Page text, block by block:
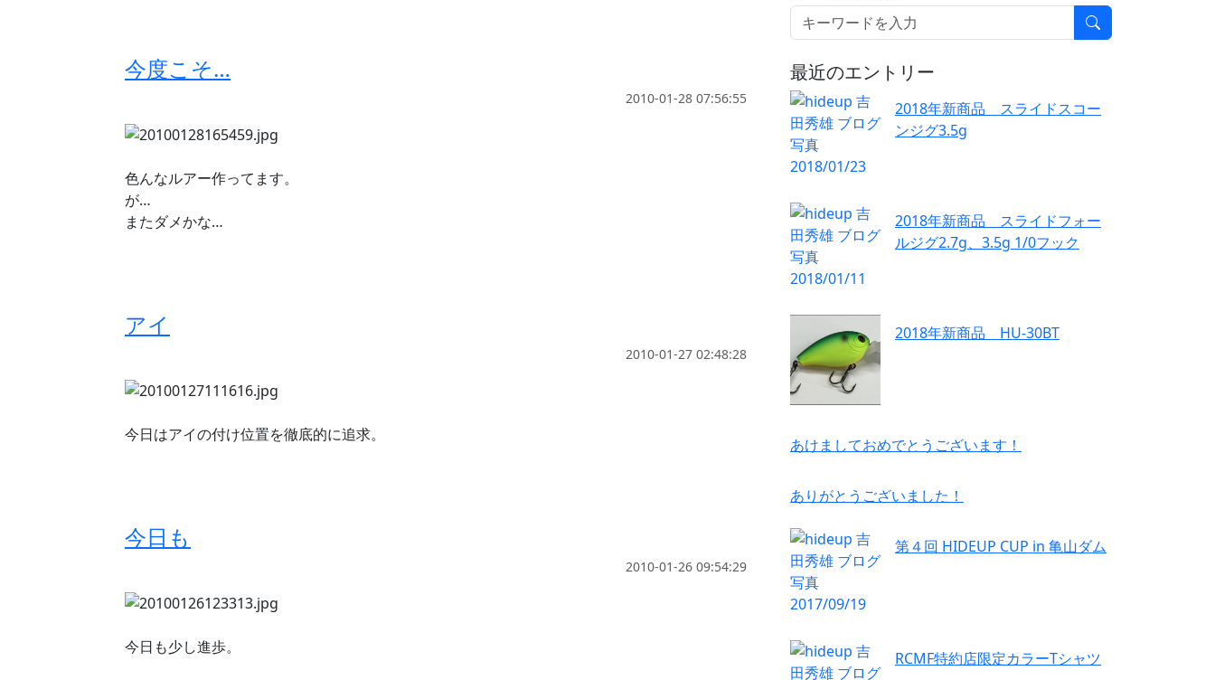
今度こそ…
2010-01-28 07:56:55
色んなルアー作ってます。
が…
またダメかな…
アイ
2010-01-27 02:48:28
今日はアイの付け位置を徹底的に追求。
今日も
2010-01-26 09:54:29
今日も少し進歩。
最近のエントリー
2018年新商品 スライドスコー
ンジグ3.5g
2018年新商品 スライドフォー
ルジグ2.7g、3.5g 1/0フック
2018年新商品 HU-30BT
あけましておめでとうございます！
ありがとうございました！
第４回 HIDEUP CUP in 亀山ダム
RCMF特約店限定カラーTシャツ